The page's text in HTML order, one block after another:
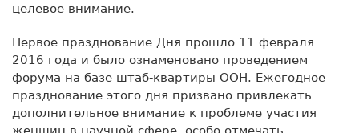
целевое внимание.
Первое празднование Дня прошло 11 февраля
2016 года и было ознаменовано проведением
форума на базе штаб-квартиры ООН. Ежегодное
празднование этого дня призвано привлекать
дополнительное внимание к проблеме участия